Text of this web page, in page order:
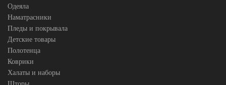
Одеяла
Наматрасники
Пледы и покрывала
Детские товары
Полотенца
Коврики
Халаты и наборы